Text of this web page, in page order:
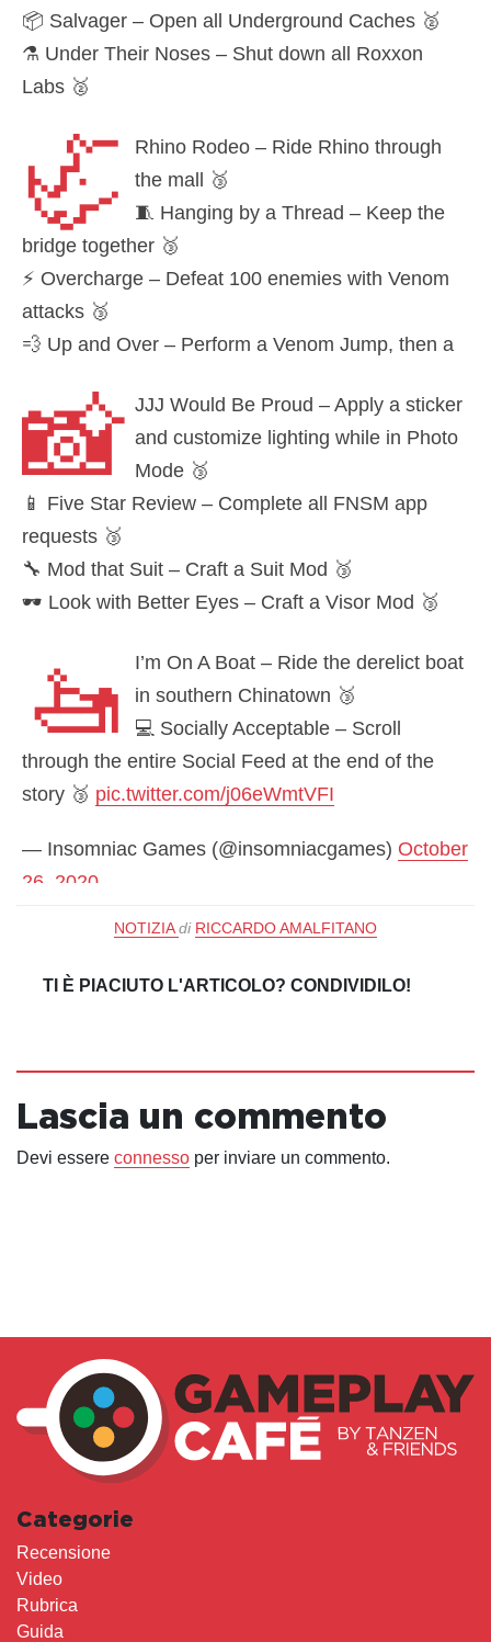
📦 Salvager – Open all Underground Caches 🥈
⚗️ Under Their Noses – Shut down all Roxxon
Labs 🥈
Underground Hideouts 🥈
pic.twitter.com/nfp8VQ8XFI
— Insomniac Games (@insomniacgames)
26, 2020
🦏
Rhino Rodeo – Ride Rhino through
the mall 🥉
🧵 Hanging by a Thread – Keep the
bridge together 🥉
⚡ Overcharge – Defeat 100 enemies with Venom
attacks 🥉
💨 Up and Over – Perform a Venom Jump, then a
pic.twitter.com/91oV1rBmtw
— Insomniac Games (@insomniacgames)
26, 2020
📸 JJJ Would Be Proud – Apply a sticker
and customize lighting while in Photo
Mode 🥉
📱 Five Star Review – Complete all FNSM app
requests 🥉
🔧 Mod that Suit – Craft a Suit Mod 🥉
🕶️ Look with Better Eyes – Craft a Visor Mod 🥉
— Insomniac Games (@insomniacgames)
26, 2020
🚤
I’m On A Boat – Ride the derelict boat
in southern Chinatown 🥉
💻 Socially Acceptable – Scroll
through the entire Social Feed at the end of the
story 🥉 pic.twitter.com/j06eWmtVFI
— Insomniac Games (@insomniacgames) October
26, 2020
NOTIZIA di RICCARDO AMALFITANO
TI È PIACIUTO L'ARTICOLO? CONDIVIDILO!
Lascia un commento
Devi essere connesso per inviare un commento.
Categorie
Recensione
Video
Rubrica
Guida